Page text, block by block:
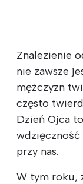
Znalezienie
nie zawsze
mężczyzn
często
Dzień Ojca
przy nas.
W tym roku,